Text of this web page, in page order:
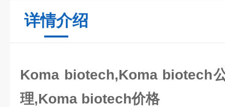
详情介绍
Koma biotech,Koma biotech
理,Koma biotech价格